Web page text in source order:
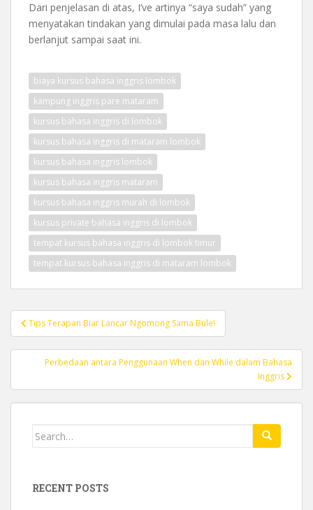
Dari penjelasan di atas, I’ve artinya “saya sudah” yang
menyatakan tindakan yang dimulai pada masa lalu dan
berlanjut sampai saat ini.
biaya kursus bahasa inggris lombok
kampung inggris pare mataram
kursus bahasa inggris di lombok
kursus bahasa inggris di mataram lombok
kursus bahasa inggris lombok
kursus bahasa inggris mataram
kursus bahasa inggris murah di lombok
kursus private bahasa inggris di lombok
tempat kursus bahasa inggris di lombok timur
tempat kursus bahasa inggris di mataram lombok
Post
navigation
Tips Terapan Biar Lancar Ngomong Sama Bule!
Perbedaan antara Penggunaan When dan While dalam Bahasa
Inggris
Search
RECENT POSTS